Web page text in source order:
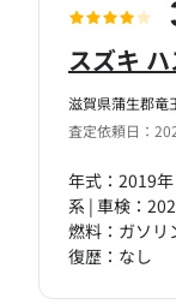
滋賀県蒲生郡竜
査定依頼日：
スズキ
年式：2019
系 | 車検：
燃料：ガソリ
復歴：なし